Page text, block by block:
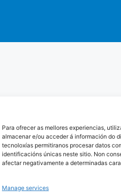
Para ofrecer as mellores experiencias,
almacenar e/ou acceder á información do
tecnoloxías permitiranos procesar datos
identificacións únicas neste sitio. Non
afectar negativamente a determinadas
Manage services